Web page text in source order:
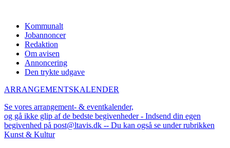
Kommunalt
Jobannoncer
Redaktion
Om avisen
Annoncering
Den trykte udgave
ARRANGEMENTSKALENDER
Se vores arrangement- & eventkalender,
og gå ikke glip af de bedste begivenheder - Indsend din egen
begivenhed på post@ltavis.dk -- Du kan også se under rubrikken
Kunst & Kultur